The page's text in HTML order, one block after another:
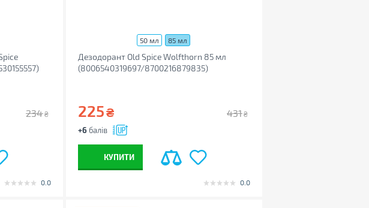
234 ₴
0.0
50 мл 85 мл
Дезодорант Old Spice Wolfthorn 85 мл
(8006540319697/8700216879835)
225₴ 431 ₴
+6 балів
КУПИТИ
0.0